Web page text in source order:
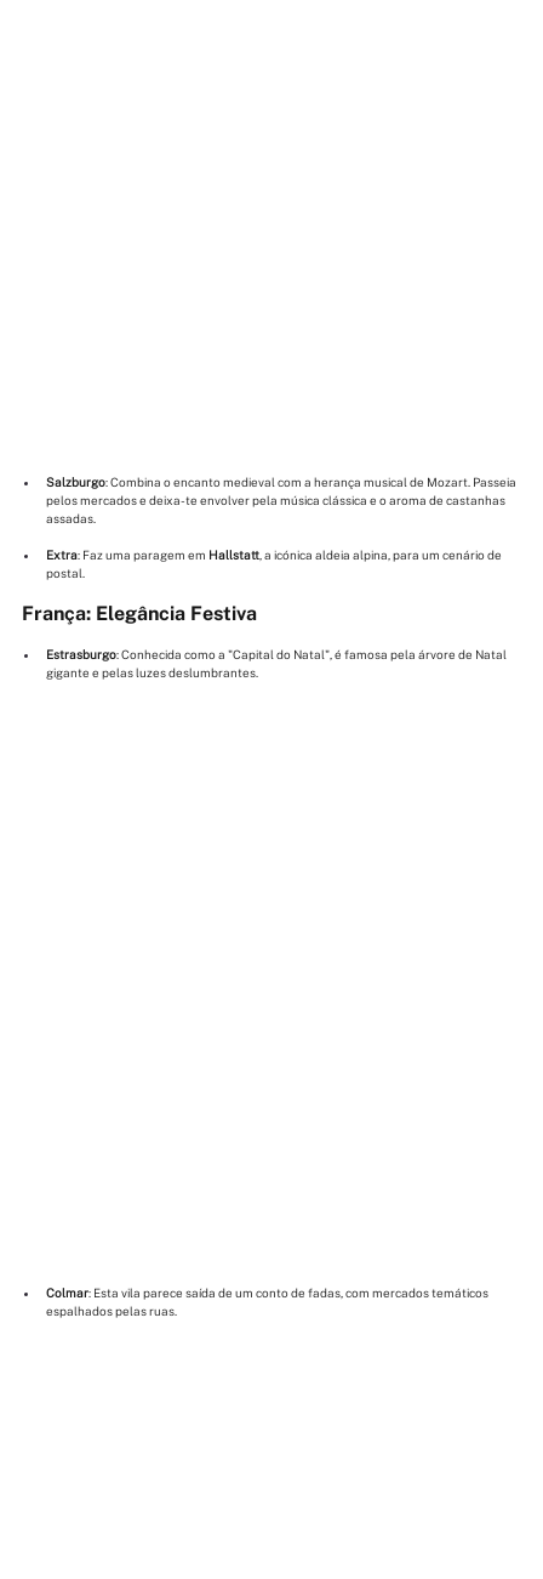
Salzburgo: Combina o encanto medieval com a herança musical de Mozart. Passeia
pelos mercados e deixa-te envolver pela música clássica e o aroma de castanhas
assadas.
Extra: Faz uma paragem em Hallstatt , a icónica aldeia alpina, para um cenário de
postal.
França: Elegância Festiva
Estrasburgo: Conhecida como a "Capital do Natal", é famosa pela árvore de Natal
gigante e pelas luzes deslumbrantes.
Colmar: Esta vila parece saída de um conto de fadas, com mercados temáticos
espalhados pelas ruas.